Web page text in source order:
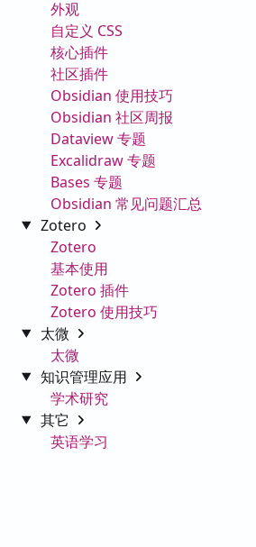
外观
自定义 CSS
核心插件
社区插件
Obsidian 使用技巧
Obsidian 社区周报
Dataview 专题
Excalidraw 专题
Bases 专题
Obsidian 常见问题汇总
Zotero
Zotero
基本使用
Zotero 插件
Zotero 使用技巧
太微
太微
知识管理应用
学术研究
其它
英语学习